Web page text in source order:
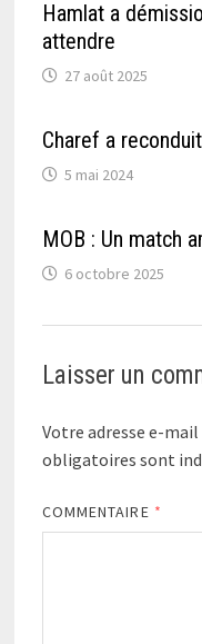
Hamlat a
attendre
27 août 2025
Charef a
5 mai 2024
MOB : Un match
6 octobre 2025
Laisser un
Votre adresse e-
obligatoires sont
COMMENTAIRE *